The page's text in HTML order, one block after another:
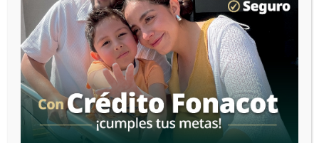
¿Quién tomaría el mando si capturan a Iván Archivaldo y
Jesús Alfredo? Los Chapitos no dejarían morir el legado de
El Chapo Guzmán, según expertos
porMEXICO COMUNICA 2026-06-08
Confía Jorge Hank en la seguridad de Tijuana y celebra el
talento de Gilberto Mora
porMEXICO COMUNICA 2026-06-05